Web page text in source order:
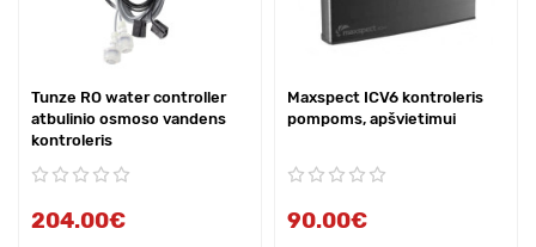
Tunze RO water controller
atbulinio osmoso vandens
kontroleris
204.00€
Maxspect ICV6 kontroleris
pompoms, apšvietimui
90.00€